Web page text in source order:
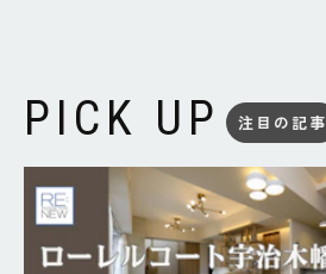
PICK UP 注目の記事